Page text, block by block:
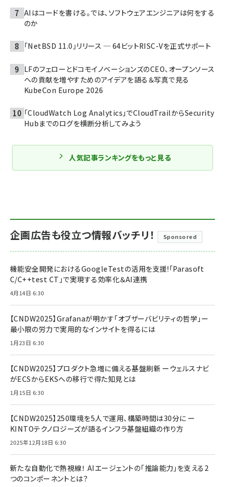
AIはコードを書ける。では、ソフトウェアエンジニアは何をする
のか
「NetBSD 11.0」リリース ─ 64ビットRISC-Vを正式サポート
LFのフェローとドコモイノベーションズのCEO、オープンソース
への貢献を増やすためのアイデアを語る＆写真で見る
KubeCon Europe 2026
「CloudWatch Log Analytics」でCloudTrailからSecurity
Hubまでのログを横断分析してみよう
人気記事ランキングをもっと見る
企画広告も役立つ情報バッチリ！ Sponsored
機能安全開発におけるGoogleTestの活用を支援!「Parasoft
C/C++test CT」で実現する効率化＆AI連携
4月14日 6:30
【CNDW2025】Grafanaが明かす「オブザーバビリティの哲学」ー
最小限の労力で実用的なインサイトを得るには
1月23日 6:30
【CNDW2025】プロダクト急増に備える基盤刷新 ーウェルスナビ
がECSからEKSへの移行で得た知見とは
1月15日 6:30
【CNDW2025】250環境を5人で運用、構築時間は30分に ー
KINTOテクノロジーズが語るインフラ基盤組織の作り方
2025年12月18日 6:30
新たな自動化で熱視線！ AIエージェントの「推論能力」を支える2
つのコンポーネントとは？